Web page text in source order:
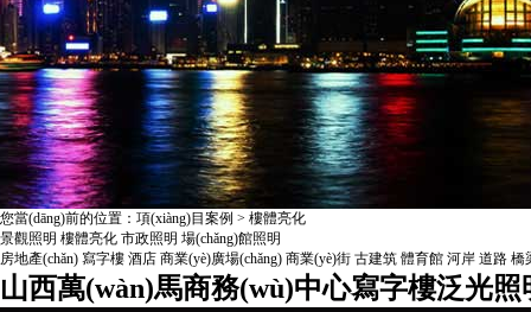
您當(dāng)前的位置：項(xiàng)目案例 > 樓體亮化
景觀照明 樓體亮化 市政照明 場(chǎng)館照明
房地產(chǎn) 寫字樓 酒店 商業(yè)廣場(chǎng) 商業(yè)街 古建筑 體育館 河岸 道路 橋
山西萬(wàn)馬商務(wù)中心寫字樓泛光照